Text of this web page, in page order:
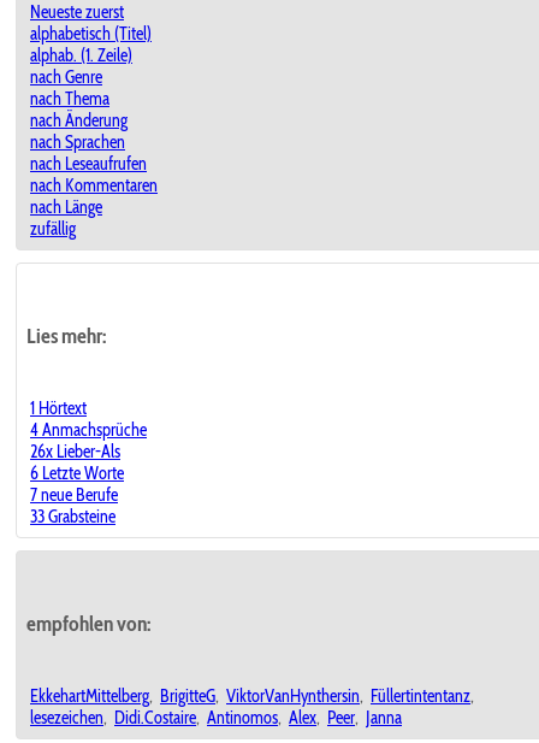
Neueste zuerst
alphabetisch (Titel)
alphab. (1. Zeile)
nach Genre
nach Thema
nach Änderung
nach Sprachen
nach Leseaufrufen
nach Kommentaren
nach Länge
zufällig
Lies mehr:
1 Hörtext
4 Anmachsprüche
26x Lieber-Als
6 Letzte Worte
7 neue Berufe
33 Grabsteine
empfohlen von:
EkkehartMittelberg, BrigitteG, ViktorVanHynthersin, Füllertintentanz,
lesezeichen, Didi.Costaire, Antinomos, Alex, Peer, Janna